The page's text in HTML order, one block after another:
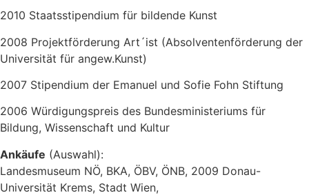
2010 Staatsstipendium für bildende Kunst
2008 Projektförderung Art´ist (Absolventenförderung der
Universität für angew.Kunst)
2007 Stipendium der Emanuel und Sofie Fohn Stiftung
2006 Würdigungspreis des Bundesministeriums für
Bildung, Wissenschaft und Kultur
Ankäufe (Auswahl):
Landesmuseum NÖ, BKA, ÖBV, ÖNB, 2009 Donau-
Universität Krems, Stadt Wien,